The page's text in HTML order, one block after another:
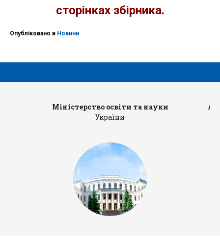
сторінках збірника.
Опубліковано в Новини
Міністерство освіти та науки
України